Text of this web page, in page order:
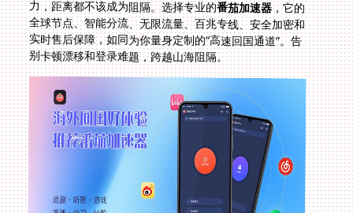
力，距离都不该成为阻隔。选择专业的番茄加速器，它的
全球节点、智能分流、无限流量、百兆专线、安全加密和
实时售后保障，如同为你量身定制的“高速回国通道”。告
别卡顿漂移和登录难题，跨越山海阻隔。